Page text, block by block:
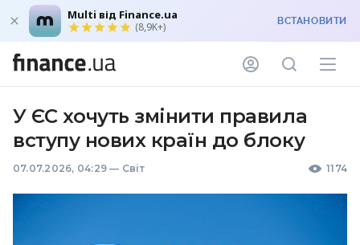
Multi від Finance.ua
(8,9K+) ВСТАНОВИТИ
У ЄС хочуть змінити правила
вступу нових країн до блоку
07.07.2026, 04:29 — Світ 1174